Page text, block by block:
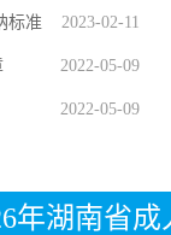
2023-02-11
标准
2022-05-09
2022-05-09
年湖南省